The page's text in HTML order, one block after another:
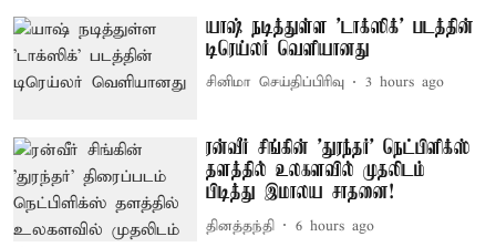
யாஷ் நடித்துள்ள 'டாக்‌ஸிக்' படத்தின்
டிரெய்லர் வெளியானது
சினிமா செய்திப்பிரிவு 3 hours ago
ரன்வீர் சிங்கின் 'துரந்தர்' நெட்பிளிக்ஸ்
தளத்தில் உலகளவில் முதலிடம்
பிடித்து இமாலய சாதனை!
தினத்தந்தி 6 hours ago